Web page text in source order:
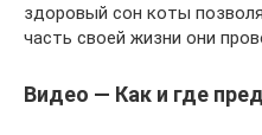
здоровый сон коты
часть своей жизни они
Видео — Как и где